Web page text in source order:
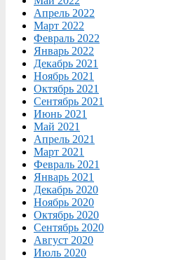
Апрель 2022
Март 2022
Февраль 2022
Январь 2022
Декабрь 2021
Ноябрь 2021
Октябрь 2021
Сентябрь 2021
Июнь 2021
Май 2021
Апрель 2021
Март 2021
Февраль 2021
Январь 2021
Декабрь 2020
Ноябрь 2020
Октябрь 2020
Сентябрь 2020
Август 2020
Июль 2020